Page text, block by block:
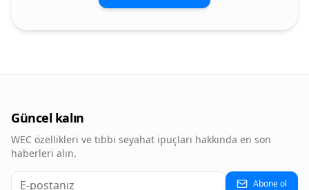
Güncel kalın
WEC özellikleri ve tıbbi seyahat ipuçları hakkında en son
haberleri alın.
Abone ol